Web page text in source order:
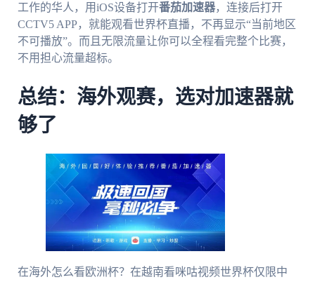
工作的华人，用iOS设备打开番茄加速器，连接后打开
CCTV5 APP，就能观看世界杯直播，不再显示“当前地区
不可播放”。而且无限流量让你可以全程看完整个比赛，
不用担心流量超标。
总结：海外观赛，选对加速器就
够了
在海外怎么看欧洲杯？在越南看咪咕视频世界杯仅限中